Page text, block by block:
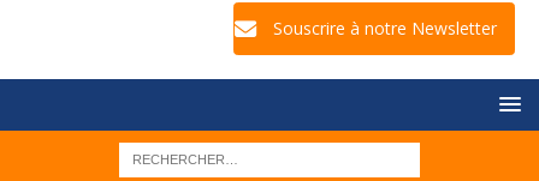
Souscrire à notre Newsletter